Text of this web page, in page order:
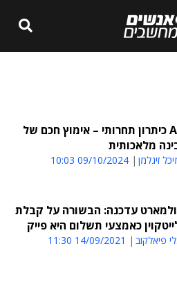
AI כיתרון תחרותי – אימוץ חכם של
מלאכותית
זיגלמן 09/10/2024 10:03
עדכנה: הבשורה על קבלת
כאמצעי תשלום היא פייק
פיאלקוב 14/09/2021 11:30